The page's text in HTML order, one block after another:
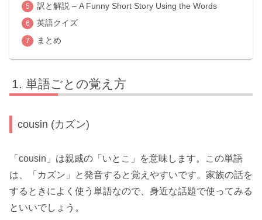
訳と解説 – A Funny Short Story Using the Words
英語クイズ
まとめ
単語ごとの覚え方
cousin (カズン)
「cousin」は親戚の「いとこ」を意味します。この単語
は、「カズン」と発音すると覚えやすいです。家族の話を
するときによく使う単語なので、身近な話題で使ってみる
といいでしょう。